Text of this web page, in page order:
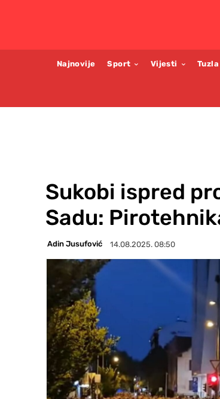
Najnovije Sport Vijesti Tuzla
Sukobi ispred
Sadu:
Adin Jusufović 14.08.2025. 08:50